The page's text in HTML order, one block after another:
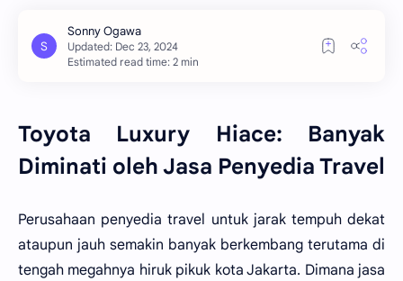
Estimated read time: 2 min
Toyota Luxury Hiace: Banyak
Diminati oleh Jasa Penyedia Travel
Perusahaan penyedia travel untuk jarak tempuh dekat
ataupun jauh semakin banyak berkembang terutama di
tengah megahnya hiruk pikuk kota Jakarta. Dimana jasa